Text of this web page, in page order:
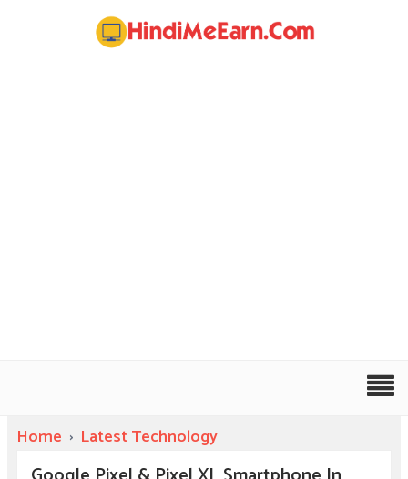
Home › Latest Technology